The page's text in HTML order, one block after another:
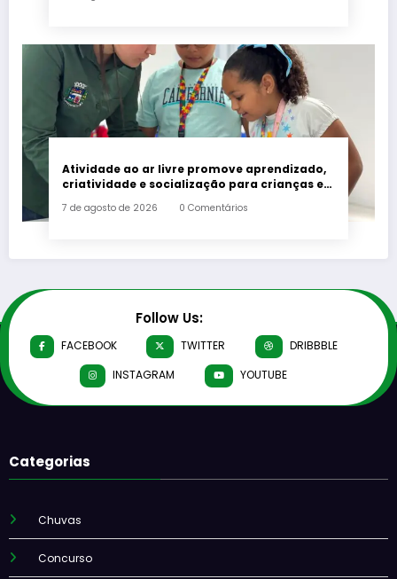
Atividade ao ar livre promove aprendizado,
criatividade e socialização para crianças e
7 de agosto de 2026 0 Comentários
Follow Us:
FACEBOOK TWITTER
DRIBBBLE
INSTAGRAM
YOUTUBE
Categorias
Chuvas
Concurso